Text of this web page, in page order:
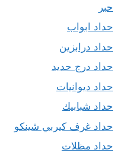
حبر
حداد ابواب
حداد درابزين
حداد درج حديد
حداد ديوانيات
حداد شبابيك
حداد غرف كيربي شينكو
حداد مظلات